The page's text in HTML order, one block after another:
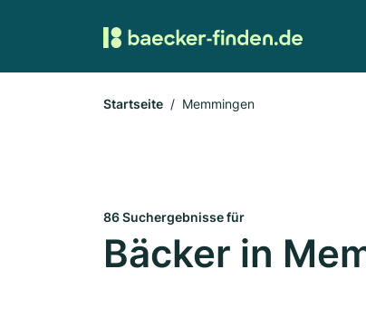
Startseite Memmingen
86 Suchergebnisse für
Bäcker in